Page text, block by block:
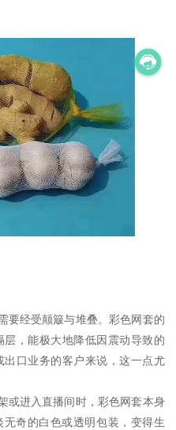
要经受颠簸与堆叠。彩色网套的
，能极大地降低因震动导致的
口业务的客户来说，这一点尤
或进入直播间时，彩色网套本身
奇的白色或透明包装，变得生